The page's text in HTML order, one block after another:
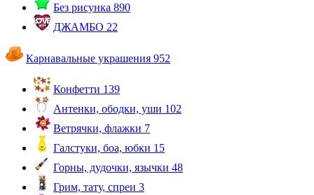
Без рисунка 890
ДЖАМБО 22
Карнавальные украшения 952
Конфетти 139
Антенки, ободки, уши 102
Ветрячки, флажки 7
Галстуки, боа, юбки 15
Горны, дудочки, язычки 48
Грим, тату, спреи 3